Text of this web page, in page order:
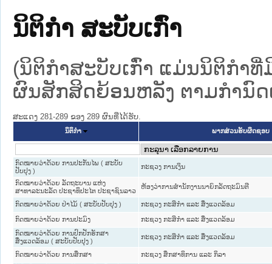
ນິຕິກໍາ ສະບັບເກົ່າ
(ນິຕິກໍາສະບັບເກົ່າ ແມ່ນນິຕິກໍາ
ຜົນສັກສິດຍ້ອນຫລັງ ຕາມກໍານົດ
ສະແດງ 281-289 ຂອງ 289 ຜົນທີ່ໄດ້ຮັບ.
ນິຕິກໍາ ພາກສ່ວນຮັບຜິດຊອບ
ກົດໝາຍວ່າດ້ວຍ ການປະກັນໄພ ( ສະບັບ
ປັບປຸງ )
ກະຊວງ ການເງິນ
ກົດໝາຍວ່າດ້ວຍ ລັດຖະບານ ແຫ່ງ
ສາທາລະນະລັດ ປະຊາທິປະໄຕ ປະຊາຊົນລາວ
ຫ້ອງວ່າການສຳນັກງານນາຍົກລັດຖະມົນຕີ
ກົດໝາຍວ່າດ້ວຍ ປ່າໄມ້ ( ສະບັບປັບປຸງ ) ກະຊວງ ກະສິກຳ ແລະ ສິ່ງແວດລ້ອມ
ກົດໝາຍວ່າດ້ວຍ ການປະມົງ
ກະຊວງ ກະສິກຳ ແລະ ສິ່ງແວດລ້ອມ
ກົດໝາຍວ່າດ້ວຍ ການປົກປັກຮັກສາ
ສິ່ງແວດລ້ອມ ( ສະບັບປັບປຸງ )
ກະຊວງ ກະສິກຳ ແລະ ສິ່ງແວດລ້ອມ
ກົດໝາຍວ່າດ້ວຍ ການສຶກສາ
ກະຊວງ ສຶກສາທິການ ແລະ ກິລາ